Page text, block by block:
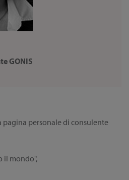
GONIS
personale di consulente
il mondo",